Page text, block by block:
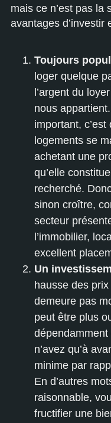
mais ce n’est pas la
avantages d’investir
Toujours
loger quelque
l’argent du
nous
important,
logements se
achetant une
qu’elle
recherché.
sinon croître,
secteur
l’immobilier,
excellent
Un
hausse des
demeure pas
peut être plus
n’avez qu’à
minime par
En d’autres
raisonnable,
fructifier une